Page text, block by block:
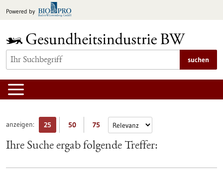
Inhalt
Powered by
suchen
anzeigen: 25 50 75
Ihre Suche ergab folgende Treffer: